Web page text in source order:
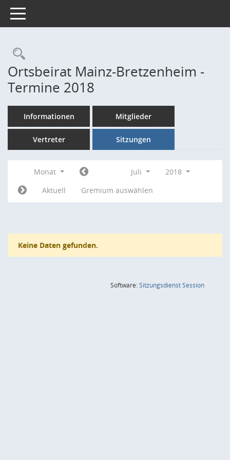
Toggle navigation
Rechercheauswahl
Ortsbeirat Mainz-Bretzenheim -
Termine 2018
Informationen Mitglieder
Vertreter Sitzungen
Monat Juli
2018
Aktuell
Gremium auswählen
Keine Daten gefunden.
Software:SitzungsdienstSession(Wird in